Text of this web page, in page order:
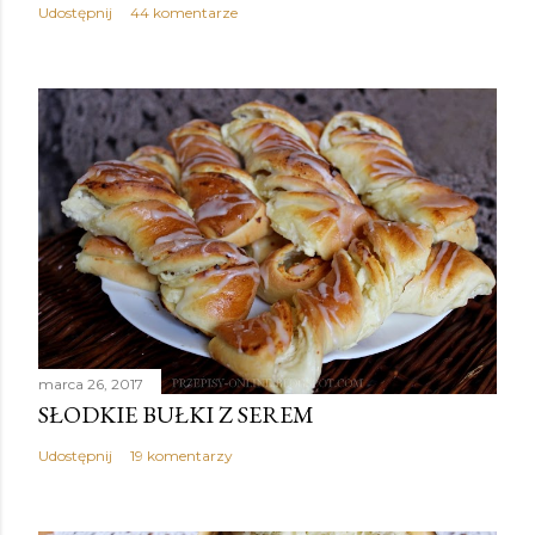
Udostępnij 44 komentarze
marca 26, 2017
SŁODKIE BUŁKI Z SEREM
Udostępnij 19 komentarzy